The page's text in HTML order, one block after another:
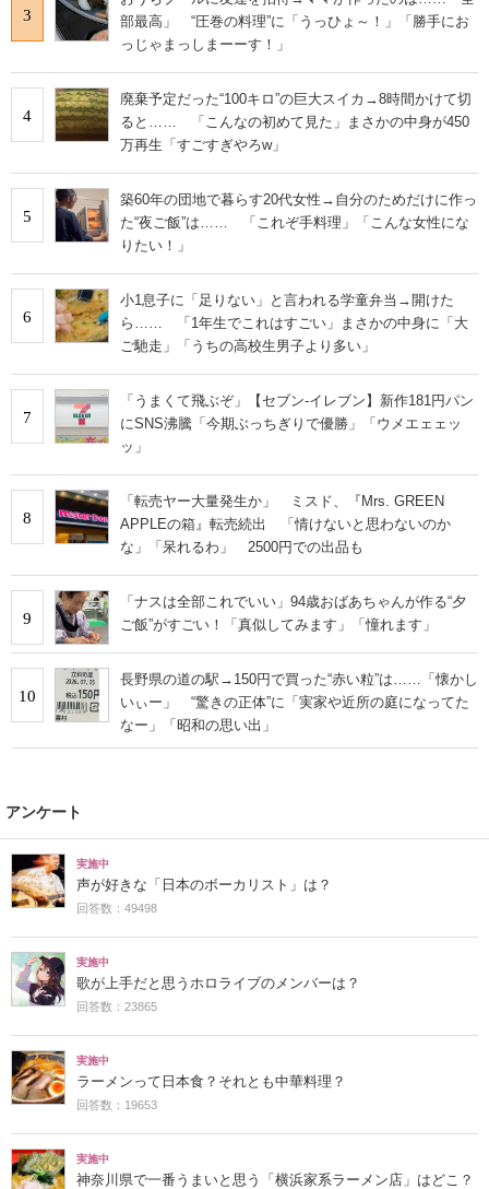
3
部最高」 “圧巻の料理”に「うっひょ～！」「勝手にお
っじゃまっしまーーす！」
4
廃棄予定だった“100キロ”の巨大スイカ→8時間かけて切
ると…… 「こんなの初めて見た」まさかの中身が450
万再生「すごすぎやろw」
5
築60年の団地で暮らす20代女性→自分のためだけに作っ
た“夜ご飯”は…… 「これぞ手料理」「こんな女性にな
りたい！」
6
小1息子に「足りない」と言われる学童弁当→開けた
ら…… 「1年生でこれはすごい」まさかの中身に「大
ご馳走」「うちの高校生男子より多い」
7
「うまくて飛ぶぞ」【セブン‐イレブン】新作181円パン
にSNS沸騰「今期ぶっちぎりで優勝」「ウメエェェッ
ッ」
8
「転売ヤー大量発生か」 ミスド、『Mrs. GREEN
APPLEの箱』転売続出 「情けないと思わないのか
な」「呆れるわ」 2500円での出品も
9
「ナスは全部これでいい」94歳おばあちゃんが作る“夕
ご飯”がすごい！「真似してみます」「憧れます」
10
長野県の道の駅→150円で買った“赤い粒”は……「懐かし
いぃー」 “驚きの正体”に「実家や近所の庭になってた
なー」「昭和の思い出」
アンケート
実施中
声が好きな「日本のボーカリスト」は？
回答数：49498
実施中
歌が上手だと思うホロライブのメンバーは？
回答数：23865
実施中
ラーメンって日本食？それとも中華料理？
回答数：19653
実施中
神奈川県で一番うまいと思う「横浜家系ラーメン店」はどこ？